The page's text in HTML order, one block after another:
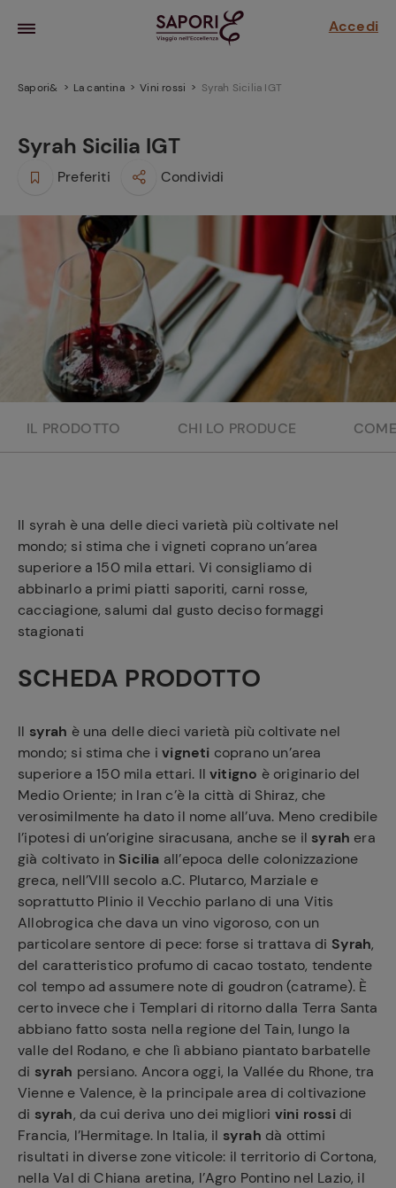
Accedi
ricetta
sensi di
Sapori& La cantina Vini rossi Syrah Sicilia IGT
Syrah Sicilia IGT
Preferiti Condividi
IL PRODOTTO CHI LO PRODUCE
Il syrah è una delle dieci varietà più coltivate nel
mondo; si stima che i vigneti coprano un’area
superiore a 150 mila ettari. Vi consigliamo di
abbinarlo a primi piatti saporiti, carni rosse,
cacciagione, salumi dal gusto deciso formaggi
stagionati
SCHEDA PRODOTTO
Il syrah è una delle dieci varietà più coltivate nel
mondo; si stima che ivigneti coprano un’area
superiore a 150 mila ettari. Ilvitigno è originario del
Medio Oriente; in Iran c’è la città di Shiraz, che
verosimilmente ha dato il nome all’uva. Meno credibile
l’ipotesi di un’origine siracusana, anche se il syrah era
già coltivato in Sicilia all’epoca delle colonizzazione
greca, nell’VIII secolo a.C. Plutarco, Marziale e
soprattutto Plinio il Vecchio parlano di una Vitis
Allobrogica che dava un vino vigoroso, con un
particolare sentore di pece: forse si trattava di Syrah,
del caratteristico profumo di cacao tostato, tendente
col tempo ad assumere note di goudron (catrame). È
certo invece che i Templari di ritorno dalla Terra Santa
abbiano fatto sosta nella regione del Tain, lungo la
valle del Rodano, e che lì abbiano piantato barbatelle
di syrah persiano. Ancora oggi, la Vallée du Rhone, tra
Vienne e Valence, è la principale area di coltivazione
di syrah, da cui deriva uno dei migliori vini rossi di
Francia, l’Hermitage. In Italia, il syrah dà ottimi
risultati in diverse zone viticole: il territorio di Cortona,
nella Val di Chiana aretina, l’Agro Pontino nel Lazio, il